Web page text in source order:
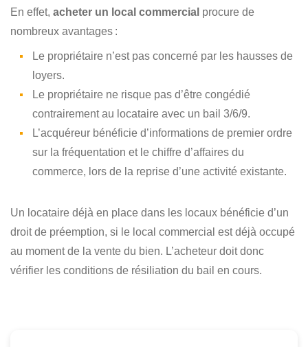
En effet, acheter un local commercial procure de
nombreux avantages :
Le propriétaire n’est pas concerné par les hausses de
loyers.
Le propriétaire ne risque pas d’être congédié
contrairement au locataire avec un bail 3/6/9.
L’acquéreur bénéficie d’informations de premier ordre
sur la fréquentation et le chiffre d’affaires du
commerce, lors de la reprise d’une activité existante.
Un locataire déjà en place dans les locaux bénéficie d’un
droit de préemption, si le local commercial est déjà occupé
au moment de la vente du bien. L’acheteur doit donc
vérifier les conditions de résiliation du bail en cours.